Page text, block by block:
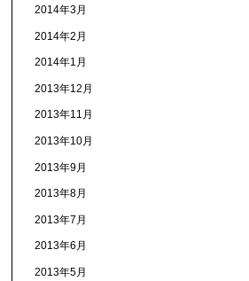
2014年3月
2014年2月
2014年1月
2013年12月
2013年11月
2013年10月
2013年9月
2013年8月
2013年7月
2013年6月
2013年5月